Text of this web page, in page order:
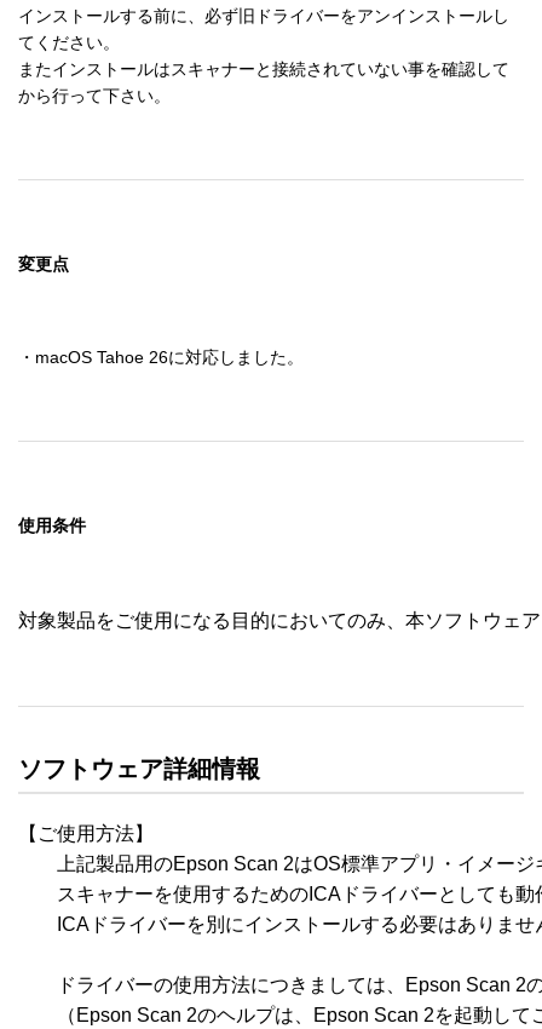
インストールする前に、必ず旧ドライバーをアンインストールし
てください。
またインストールはスキャナーと接続されていない事を確認して
から行って下さい。
変更点
・macOS Tahoe 26に対応しました。
使用条件
対象製品をご使用になる目的においてのみ、本ソフトウェ
ソフトウェア詳細情報
【ご使用方法】
上記製品用のEpson Scan 2はOS標準アプリ・イメージ
スキャナーを使用するためのICAドライバーとしても動
ICAドライバーを別にインストールする必要はありませ
ドライバーの使用方法につきましては、Epson Scan 2
（Epson Scan 2のヘルプは、Epson Scan 2を起動して